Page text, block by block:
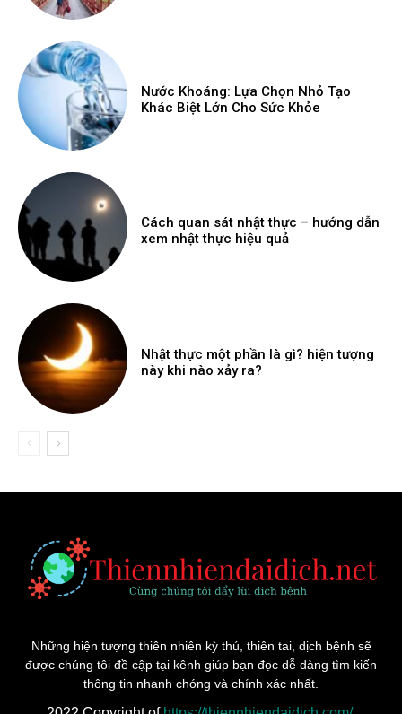
Nước Khoáng: Lựa Chọn Nhỏ Tạo
Khác Biệt Lớn Cho Sức Khỏe
Cách quan sát nhật thực – hướng dẫn
xem nhật thực hiệu quả
Nhật thực một phần là gì? hiện tượng
này khi nào xảy ra?
Những hiện tượng thiên nhiên kỳ thú, thiên tai, dịch bệnh sẽ
được chúng tôi đề cập tại kênh giúp bạn đọc dễ dàng tìm kiến
thông tin nhanh chóng và chính xác nhất.